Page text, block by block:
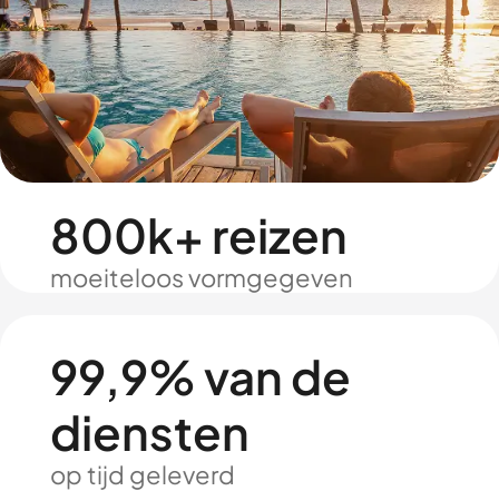
800k+ reizen
moeiteloos vormgegeven
99,9% van de
diensten
op tijd geleverd